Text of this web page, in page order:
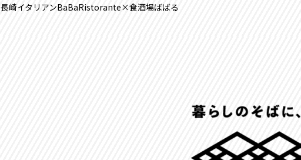
長崎イタリアンBaBaRistorante×食酒場ばばる